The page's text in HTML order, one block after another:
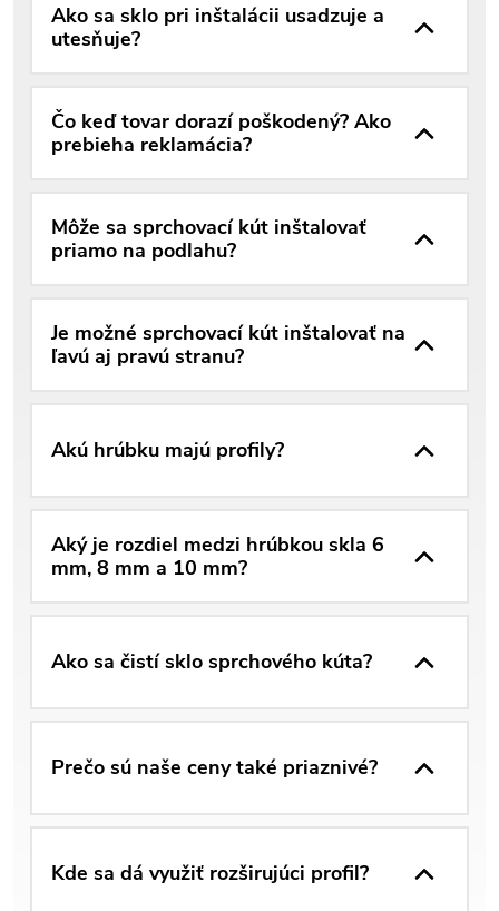
Ako sa sklo pri inštalácii usadzuje a
utesňuje?
Čo keď tovar dorazí poškodený? Ako
prebieha reklamácia?
Môže sa sprchovací kút inštalovať
priamo na podlahu?
Je možné sprchovací kút inštalovať na
ľavú aj pravú stranu?
Akú hrúbku majú profily?
Aký je rozdiel medzi hrúbkou skla 6
mm, 8 mm a 10 mm?
Ako sa čistí sklo sprchového kúta?
Prečo sú naše ceny také priaznivé?
Kde sa dá využiť rozširujúci profil?